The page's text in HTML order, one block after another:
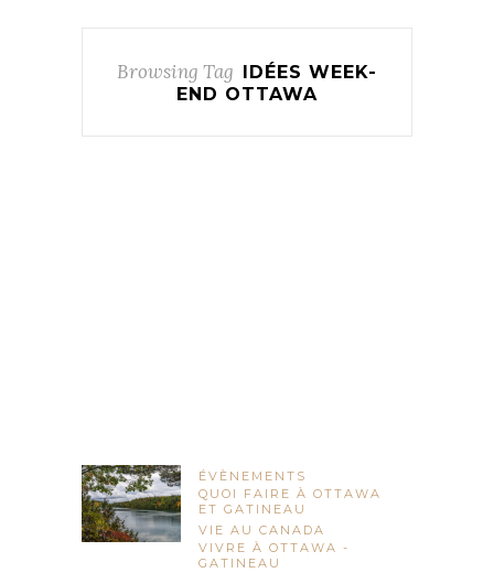
Browsing Tag
IDÉES WEEK-
END OTTAWA
ÉVÈNEMENTS
QUOI FAIRE À OTTAWA
ET GATINEAU
VIE AU CANADA
VIVRE À OTTAWA -
GATINEAU